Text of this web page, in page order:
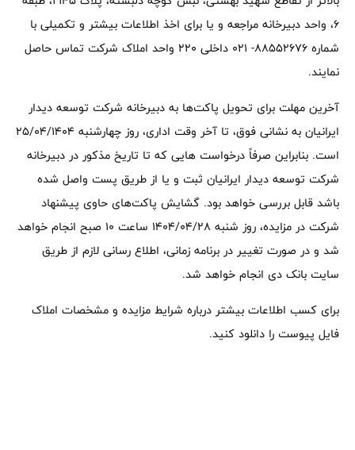
۶، واحد دبیرخانه مراجعه و یا برای اخذ اطلاعات بیشتر و تکمیلی با
شماره ۸۸۵۵۲۶۷۶- ۰۲۱ داخلی ۲۲۰ واحد املاک شرکت تماس حاصل
نمایند.
آخرین مهلت برای تحویل پاکت‌ها به دبیرخانه شرکت توسعه دیدار
ایرانیان به نشانی فوق، تا آخر وقت اداری، روز چهارشنبه ۲۵/۰۴/۱۴۰۴
است. بنابراین صرفاً درخواست هایی که تا تاریخ مذکور در دبیرخانه
شرکت توسعه دیدار ایرانیان ثبت و یا از طریق پست واصل شده
باشد قابل بررسی خواهد بود. گشایش پاکت‌های حاوی پیشنهاد
شرکت در مزایده، روز شنبه ۱۴۰۴/۰۴/۲۸ ساعت ۱۰ صبح انجام خواهد
شد و در صورت تغییر در برنامه زمانی، اطلاع رسانی لازم از طریق
سایت بانک دی انجام خواهد شد.
برای کسب اطلاعات بیشتر درباره شرایط مزایده و مشخصات املاک
فایل‌ پیوست را دانلود کنید.